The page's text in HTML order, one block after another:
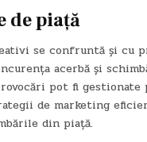
de piață
se confruntă și cu
acerbă și
pot fi gestionate
de marketing
din piață.